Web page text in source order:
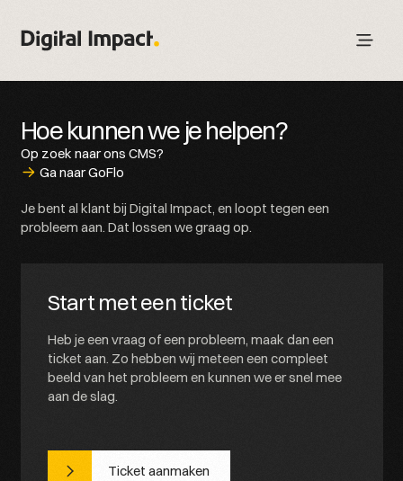
Hoe kunnen we je helpen?
Op zoek naar ons CMS?
Ga naar GoFlo
Je bent al klant bij Digital Impact, en loopt tegen een
probleem aan. Dat lossen we graag op.
Start met een ticket
Heb je een vraag of een probleem, maak dan een
ticket aan. Zo hebben wij meteen een compleet
beeld van het probleem en kunnen we er snel mee
aan de slag.
Ticket aanmaken